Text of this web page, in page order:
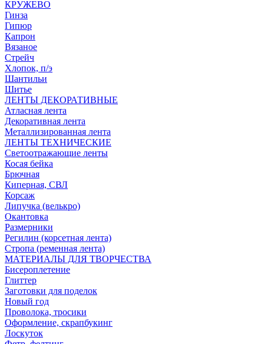
КРУЖЕВО
Гинза
Гипюр
Капрон
Вязаное
Стрейч
Хлопок, п/э
Шантильи
Шитье
ЛЕНТЫ ДЕКОРАТИВНЫЕ
Атласная лента
Декоративная лента
Металлизированная лента
ЛЕНТЫ ТЕХНИЧЕСКИЕ
Светоотражающие ленты
Косая бейка
Брючная
Киперная, СВЛ
Корсаж
Липучка (велькро)
Окантовка
Размерники
Регилин (корсетная лента)
Стропа (ременная лента)
МАТЕРИАЛЫ ДЛЯ ТВОРЧЕСТВА
Бисероплетение
Глиттер
Заготовки для поделок
Новый год
Проволока, тросики
Оформление, скрапбукинг
Лоскуток